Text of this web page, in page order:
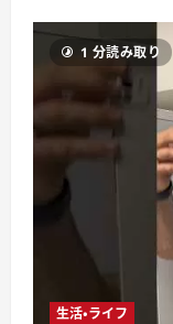
1 分読み取り
生活・ライフ